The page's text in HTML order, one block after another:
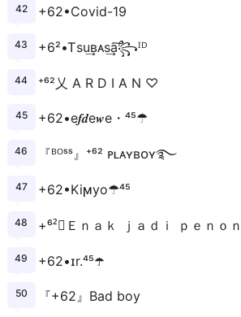
+62•Covid-19
+6²•Ꭲsu͢ʙᴀs͢a͠꧂ᴵᴰ
⁺⁶²乂 A R D I A N ♡
+62•e𝒇𝒅e𝒘e・⁴⁵☂
『ᴮᴼˢˢ』⁺⁶² ᴘʟᴀʏʙᴏʏ࿐
+62•Kiϻyo☂⁴⁵
+⁶²᭄Ｅｎａｋ ｊａｄｉ ｐｅｎｏ
+62•ɪr.⁴⁵☂️️
『+62』Bad boy